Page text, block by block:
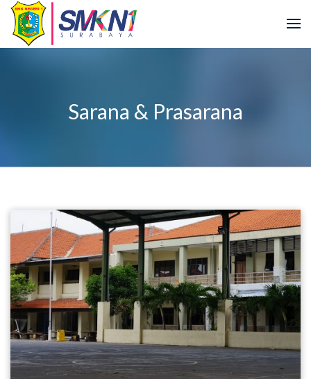
Sarana & Prasarana